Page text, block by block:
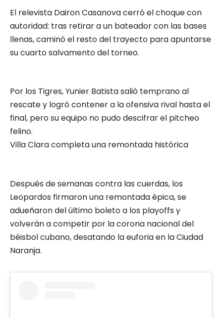
El relevista Dairon Casanova cerró el choque con
autoridad: tras retirar a un bateador con las bases
llenas, caminó el resto del trayecto para apuntarse
su cuarto salvamento del torneo.
Por los Tigres, Yunier Batista salió temprano al
rescate y logró contener a la ofensiva rival hasta el
final, pero su equipo no pudo descifrar el pitcheo
felino.
Villa Clara completa una remontada histórica
Después de semanas contra las cuerdas, los
Leopardos firmaron una remontada épica, se
adueñaron del último boleto a los playoffs y
volverán a competir por la corona nacional del
béisbol cubano, desatando la euforia en la Ciudad
Naranja.